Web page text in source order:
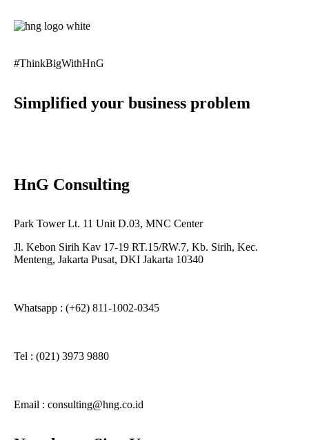
#ThinkBigWithHnG
Simplified your business problem
HnG Consulting
Park Tower Lt. 11 Unit D.03, MNC Center
Jl. Kebon Sirih Kav 17-19 RT.15/RW.7, Kb. Sirih, Kec.
Menteng, Jakarta Pusat, DKI Jakarta 10340
Whatsapp : (+62) 811-1002-0345
Tel : (021) 3973 9880
Email : consulting@hng.co.id